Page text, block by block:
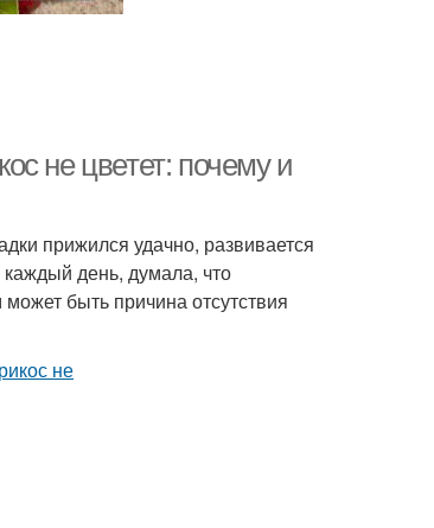
не цветет: почему и
прижился удачно, развивается
день, думала, что
быть причина отсутствия